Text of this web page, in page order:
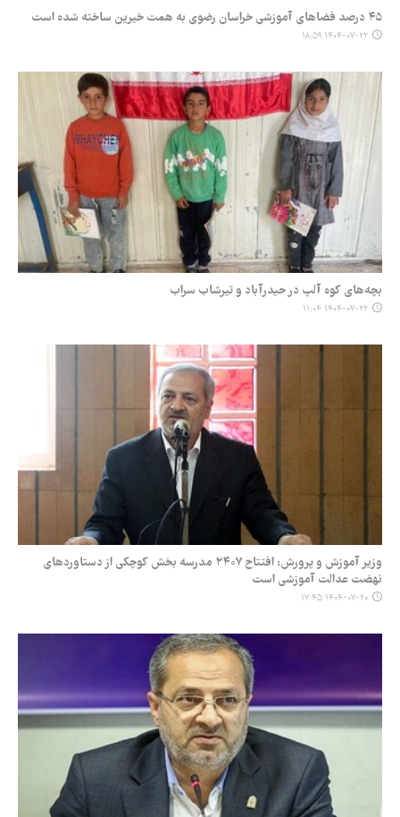
۴۵ درصد فضاهای آموزشی خراسان رضوی به همت خیرین ساخته شده است
۱۴۰۴-۰۷-۲۲ ۱۸:۵۹
بچه‌های کوه آلپ در حیدرآباد و تیرشاب سراب
۱۴۰۴-۰۷-۲۲ ۱۱:۰۴
وزیر آموزش و پرورش: افتتاح ۲۴۰۷ مدرسه بخش کوچکی از دستاوردهای
نهضت عدالت آموزشی است
۱۴۰۴-۰۷-۲۰ ۱۷:۴۵